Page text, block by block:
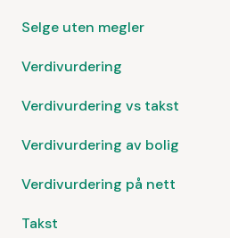
Selge uten megler
Verdivurdering
Verdivurdering vs takst
Verdivurdering av bolig
Verdivurdering på nett
Takst